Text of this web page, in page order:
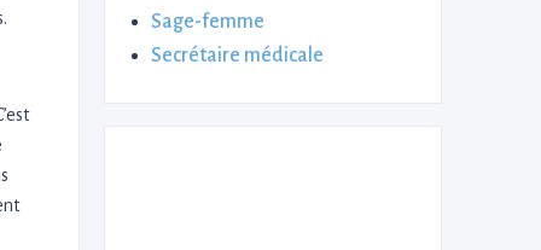
Sage-femme
Secrétaire médicale